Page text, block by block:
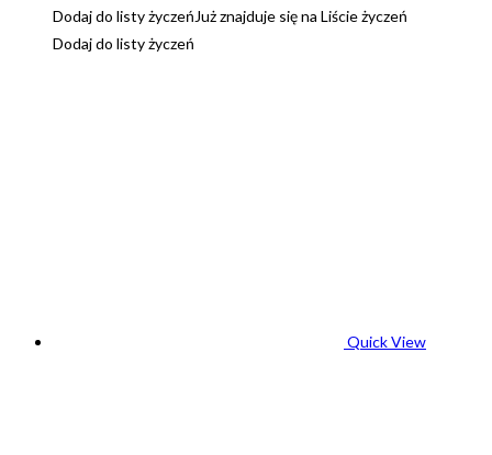
Dodaj do listy życzeńJuż znajduje się na Liście życzeń
Dodaj do listy życzeń
Quick View